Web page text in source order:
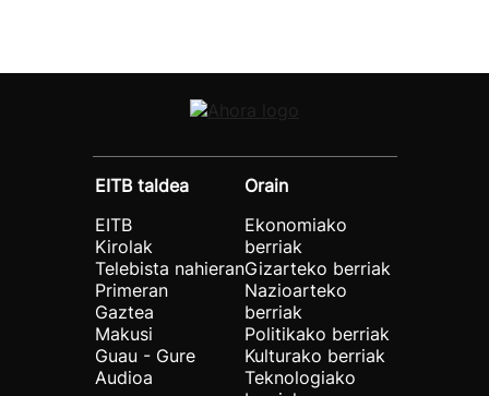
EITB taldea
EITB
Kirolak
Telebista nahieran
Primeran
Gaztea
Makusi
Guau - Gure
Audioa
Orain
Ekonomiako
berriak
Gizarteko berriak
Nazioarteko
berriak
Politikako berriak
Kulturako berriak
Teknologiako